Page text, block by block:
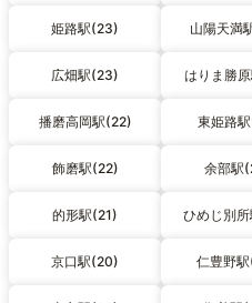
姫路駅(23) 山陽天満
広畑駅(23) はりま勝
播磨高岡駅(22) 東姫路
飾磨駅(22) 余部駅
的形駅(21) ひめじ別
京口駅(20) 仁豊野